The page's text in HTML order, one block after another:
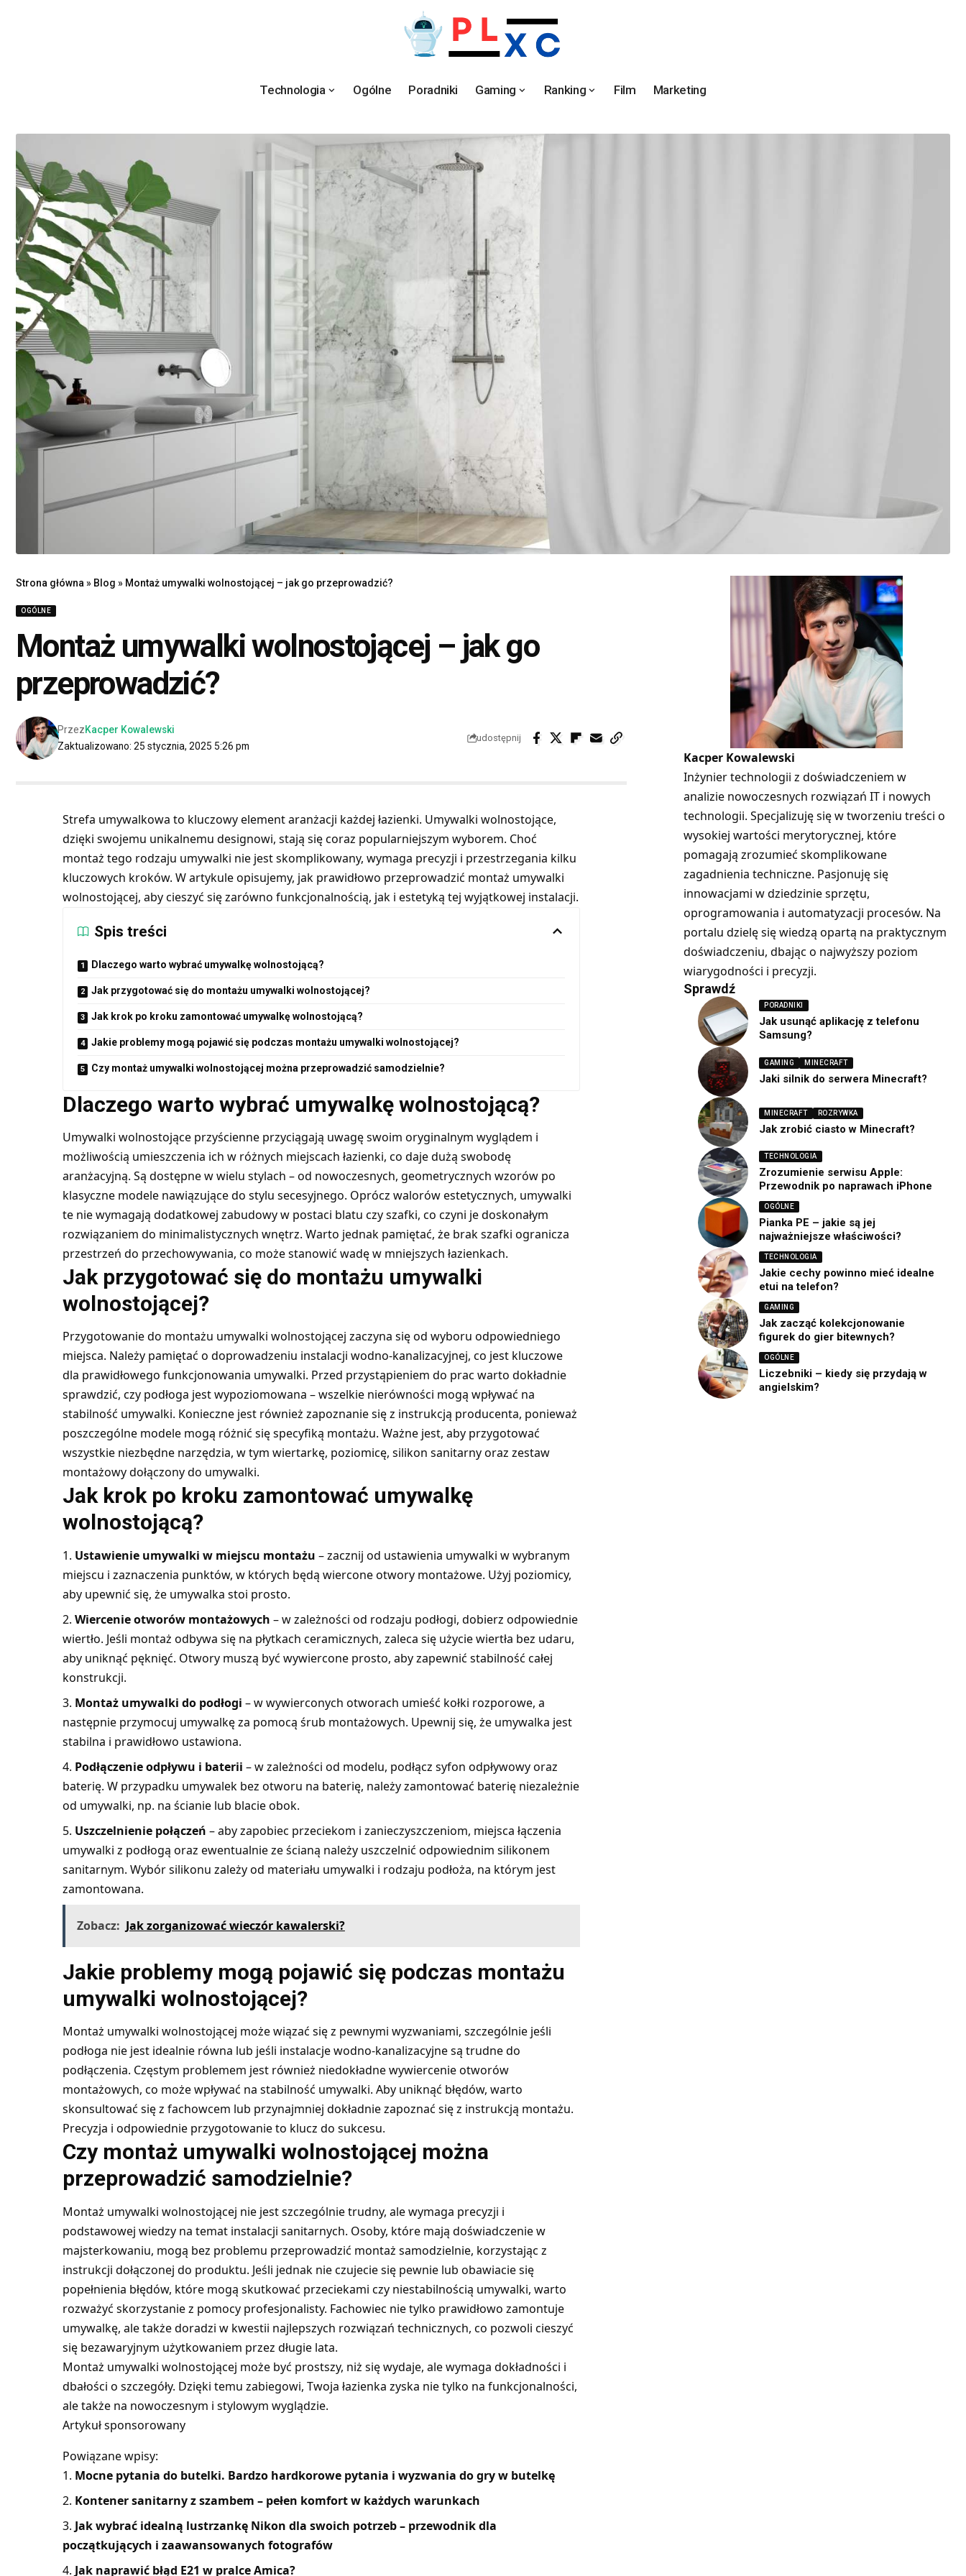
Technologia Ogólne Poradniki Gaming Ranking Film Marketing
Strona główna » Blog » Montaż umywalki wolnostojącej – jak go przeprowadzić?
OGÓLNE
Montaż umywalki wolnostojącej – jak go
przeprowadzić?
Zaktualizowano: 25 stycznia, 2025 5:26 pm
PrzezKacper Kowalewski
udostępnij
Strefa umywalkowa to kluczowy element aranżacji każdej łazienki. Umywalki wolnostojące,
dzięki swojemu unikalnemu designowi, stają się coraz popularniejszym wyborem. Choć
montaż tego rodzaju umywalki nie jest skomplikowany, wymaga precyzji i przestrzegania kilku
kluczowych kroków. W artykule opisujemy, jak prawidłowo przeprowadzić montaż umywalki
wolnostojącej, aby cieszyć się zarówno funkcjonalnością, jak i estetyką tej wyjątkowej instalacji.
Spis treści
Dlaczego warto wybrać umywalkę wolnostojącą?
Jak przygotować się do montażu umywalki wolnostojącej?
Jak krok po kroku zamontować umywalkę wolnostojącą?
Jakie problemy mogą pojawić się podczas montażu umywalki wolnostojącej?
Czy montaż umywalki wolnostojącej można przeprowadzić samodzielnie?
Dlaczego warto wybrać umywalkę wolnostojącą?
Umywalki wolnostojące przyścienneprzyciągają uwagę swoim oryginalnym wyglądem i
możliwością umieszczenia ich w różnych miejscach łazienki, co daje dużą swobodę
aranżacyjną. Są dostępne w wielu stylach – od nowoczesnych, geometrycznych wzorów po
klasyczne modele nawiązujące do stylu secesyjnego. Oprócz walorów estetycznych, umywalki
te nie wymagają dodatkowej zabudowy w postaci blatu czy szafki, co czyni je doskonałym
rozwiązaniem do minimalistycznych wnętrz. Warto jednak pamiętać, że brak szafki ogranicza
przestrzeń do przechowywania, co może stanowić wadę w mniejszych łazienkach.
Jak przygotować się do montażu umywalki
wolnostojącej?
Przygotowanie do montażu umywalki wolnostojącej zaczyna się od wyboru odpowiedniego
miejsca. Należy pamiętać o doprowadzeniu instalacji wodno-kanalizacyjnej, co jest kluczowe
dla prawidłowego funkcjonowania umywalki. Przed przystąpieniem do prac warto dokładnie
sprawdzić, czy podłoga jest wypoziomowana – wszelkie nierówności mogą wpływać na
stabilność umywalki. Konieczne jest również zapoznanie się z instrukcją producenta, ponieważ
poszczególne modele mogą różnić się specyfiką montażu. Ważne jest, aby przygotować
wszystkie niezbędne narzędzia, w tym wiertarkę, poziomicę, silikon sanitarny oraz zestaw
montażowy dołączony do umywalki.
Jak krok po kroku zamontować umywalkę
wolnostojącą?
Ustawienie umywalki w miejscu montażu – zacznij od ustawienia umywalki w wybranym
miejscu i zaznaczenia punktów, w których będą wiercone otwory montażowe. Użyj poziomicy,
aby upewnić się, że umywalka stoi prosto.
Wiercenie otworów montażowych – w zależności od rodzaju podłogi, dobierz odpowiednie
wiertło. Jeśli montaż odbywa się na płytkach ceramicznych, zaleca się użycie wiertła bez udaru,
aby uniknąć pęknięć. Otwory muszą być wywiercone prosto, aby zapewnić stabilność całej
konstrukcji.
Montaż umywalki do podłogi – w wywierconych otworach umieść kołki rozporowe, a
następnie przymocuj umywalkę za pomocą śrub montażowych. Upewnij się, że umywalka jest
stabilna i prawidłowo ustawiona.
Podłączenie odpływu i baterii – w zależności od modelu, podłącz syfon odpływowy oraz
baterię. W przypadku umywalek bez otworu na baterię, należy zamontować baterię niezależnie
od umywalki, np. na ścianie lub blacie obok.
Uszczelnienie połączeń – aby zapobiec przeciekom i zanieczyszczeniom, miejsca łączenia
umywalki z podłogą oraz ewentualnie ze ścianą należy uszczelnić odpowiednim silikonem
sanitarnym. Wybór silikonu zależy od materiału umywalki i rodzaju podłoża, na którym jest
zamontowana.
Zobacz: Jak zorganizować wieczór kawalerski?
Jakie problemy mogą pojawić się podczas montażu
umywalki wolnostojącej?
Montaż umywalki wolnostojącej może wiązać się z pewnymi wyzwaniami, szczególnie jeśli
podłoga nie jest idealnie równa lub jeśli instalacje wodno-kanalizacyjne są trudne do
podłączenia. Częstym problemem jest również niedokładne wywiercenie otworów
montażowych, co może wpływać na stabilność umywalki. Aby uniknąć błędów, warto
skonsultować się z fachowcem lub przynajmniej dokładnie zapoznać się z instrukcją montażu.
Precyzja i odpowiednie przygotowanie to klucz do sukcesu.
Czy montaż umywalki wolnostojącej można
przeprowadzić samodzielnie?
Montaż umywalki wolnostojącej nie jest szczególnie trudny, ale wymaga precyzji i
podstawowej wiedzy na temat instalacji sanitarnych. Osoby, które mają doświadczenie w
majsterkowaniu, mogą bez problemu przeprowadzić montaż samodzielnie, korzystając z
instrukcji dołączonej do produktu. Jeśli jednak nie czujecie się pewnie lub obawiacie się
popełnienia błędów, które mogą skutkować przeciekami czy niestabilnością umywalki, warto
rozważyć skorzystanie z pomocy profesjonalisty. Fachowiec nie tylko prawidłowo zamontuje
umywalkę, ale także doradzi w kwestii najlepszych rozwiązań technicznych, co pozwoli cieszyć
się bezawaryjnym użytkowaniem przez długie lata.
Montaż umywalki wolnostojącej może być prostszy, niż się wydaje, ale wymaga dokładności i
dbałości o szczegóły. Dzięki temu zabiegowi, Twoja łazienka zyska nie tylko na funkcjonalności,
ale także na nowoczesnym i stylowym wyglądzie.
Artykuł sponsorowany
Powiązane wpisy:
Mocne pytania do butelki. Bardzo hardkorowe pytania i wyzwania do gry w butelkę
Kontener sanitarny z szambem – pełen komfort w każdych warunkach
Jak wybrać idealną lustrzankę Nikon dla swoich potrzeb – przewodnik dla
początkujących i zaawansowanych fotografów
Jak naprawić błąd E21 w pralce Amica?
Kacper Kowalewski
Inżynier technologii z doświadczeniem w
analizie nowoczesnych rozwiązań IT i nowych
technologii. Specjalizuję się w tworzeniu treści o
wysokiej wartości merytorycznej, które
pomagają zrozumieć skomplikowane
zagadnienia techniczne. Pasjonuję się
innowacjami w dziedzinie sprzętu,
oprogramowania i automatyzacji procesów. Na
portalu dzielę się wiedzą opartą na praktycznym
doświadczeniu, dbając o najwyższy poziom
wiarygodności i precyzji.
Sprawdź
PORADNIKI
Jak usunąć aplikację z telefonu
Samsung?
GAMING MINECRAFT
Jaki silnik do serwera Minecraft?
MINECRAFT ROZRYWKA
Jak zrobić ciasto w Minecraft?
TECHNOLOGIA
Zrozumienie serwisu Apple:
Przewodnik po naprawach iPhone
OGÓLNE
Pianka PE – jakie są jej
najważniejsze właściwości?
TECHNOLOGIA
Jakie cechy powinno mieć idealne
etui na telefon?
GAMING
Jak zacząć kolekcjonowanie
figurek do gier bitewnych?
OGÓLNE
Liczebniki – kiedy się przydają w
angielskim?